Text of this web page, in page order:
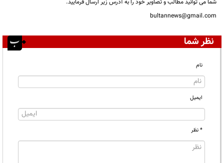
شما می توانید مطالب و تصاویر خود را به آدرس زیر ارسال فرمایید.
bultannews@gmail.com
نظر شما
نام
ایمیل
* نظر